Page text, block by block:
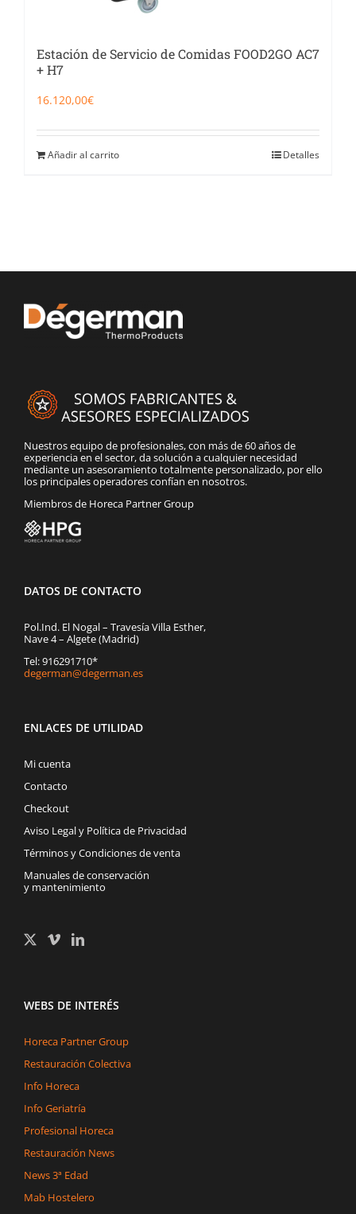
Estación de Servicio de Comidas FOOD2GO AC7
+ H7
16.120,00€
Añadir al carrito Detalles
Nuestros equipo de profesionales, con más de 60 años de
experiencia en el sector, da solución a cualquier necesidad
mediante un asesoramiento totalmente personalizado, por ello
los principales operadores confían en nosotros.
Miembros de Horeca Partner Group
DATOS DE CONTACTO
Pol.Ind. El Nogal – Travesía Villa Esther,
Nave 4 – Algete (Madrid)
Tel: 916291710*
degerman@degerman.es
ENLACES DE UTILIDAD
Mi cuenta
Contacto
Checkout
Aviso Legal y Política de Privacidad
Términos y Condiciones de venta
Manuales de conservación
y mantenimiento
WEBS DE INTERÉS
Horeca Partner Group
Restauración Colectiva
Info Horeca
Info Geriatría
Profesional Horeca
Restauración News
News 3ª Edad
Mab Hostelero